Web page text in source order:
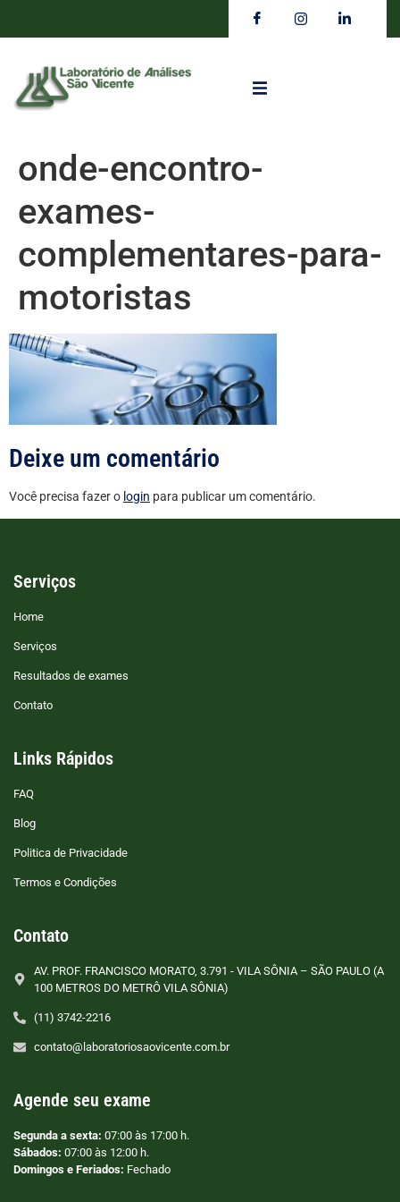
onde-encontro-
exames-
complementares-para-
motoristas
Deixe um comentário
Você precisa fazer o login para publicar um comentário.
Serviços
Home
Serviços
Resultados de exames
Contato
Links Rápidos
FAQ
Blog
Politica de Privacidade
Termos e Condições
Contato
AV. PROF. FRANCISCO MORATO, 3.791 - VILA SÔNIA – SÃO PAULO (A
100 METROS DO METRÔ VILA SÔNIA)
(11) 3742-2216
contato@laboratoriosaovicente.com.br
Agende seu exame
Segunda a sexta: 07:00 às 17:00 h.
Sábados: 07:00 às 12:00 h.
Domingos e Feriados: Fechado